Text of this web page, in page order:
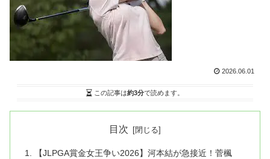
2026.06.01
この記事は約3分で読めます。
目次
【JLPGA賞金女王争い2026】河本結が急接近！菅楓